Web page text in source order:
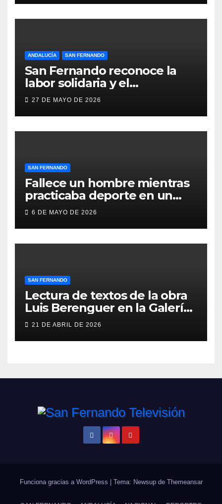
locales lesionados en acto de
servicio
ANDALUCÍA SAN FERNANDO
San Fernando reconoce la
labor solidaria y el
compromiso social de Juan y
San Fernando
27 DE MAYO DE 2026
SAN FERNANDO
Fallece un hombre mientras
practicaba deporte en un
gimnasio de San Fernando
6 DE MAYO DE 2026
SAN FERNANDO
Lectura de textos de la obra
Luis Berenguer en la Galería
ERA
21 DE ABRIL DE 2026
Funciona gracias a WordPress Tema: Newsup de Themeansar